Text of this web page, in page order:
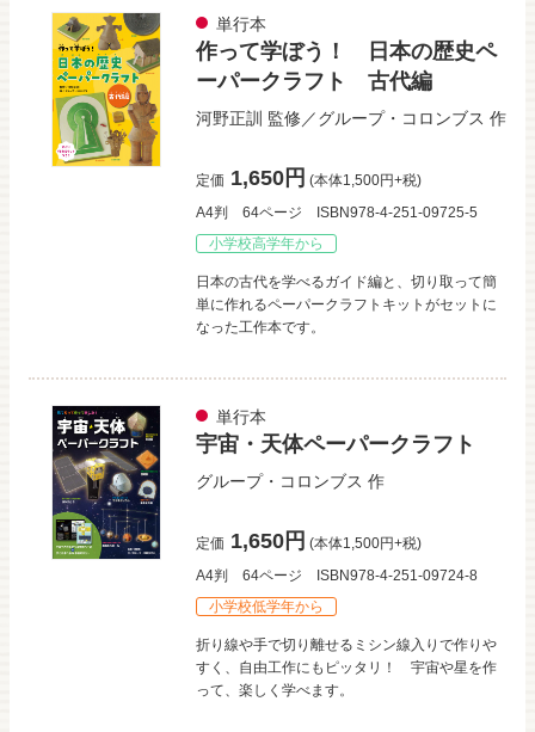
単行本
作って学ぼう！ 日本の歴史ペ
ーパークラフト 古代編
河野正訓 監修／グループ・コロンブス 作
定価 1,650円 (本体1,500円+税)
A4判
64ページ
ISBN978-4-251-09725-5
小学校高学年から
日本の古代を学べるガイド編と、切り取って簡
単に作れるペーパークラフトキットがセットに
なった工作本です。
単行本
宇宙・天体ペーパークラフト
グループ・コロンブス 作
定価 1,650円 (本体1,500円+税)
A4判
64ページ
ISBN978-4-251-09724-8
小学校低学年から
折り線や手で切り離せるミシン線入りで作りや
すく、自由工作にもピッタリ！ 宇宙や星を作
って、楽しく学べます。